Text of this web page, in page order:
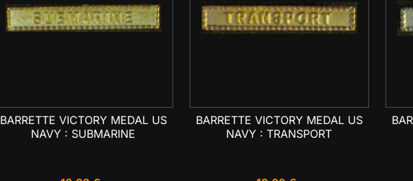
 Aperçu rapide
BARRETTE VICTORY MEDAL US
NAVY : SUBMARINE
 Aperçu rapide
BARRETTE VICTORY MEDAL US
NAVY : TRANSPORT